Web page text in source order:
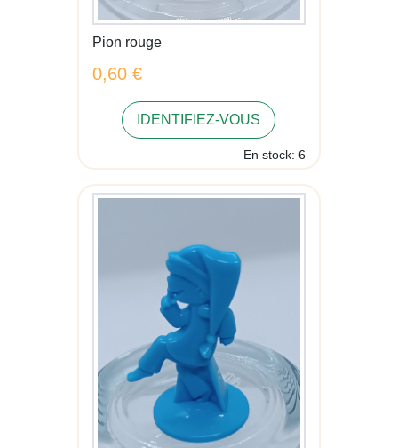
Pion rouge
0,60 €
IDENTIFIEZ-VOUS
En stock: 6